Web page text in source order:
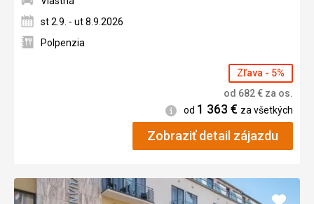
st 2.9. - ut 8.9.2026
Polpenzia
Zľava - 5%
od 682€ za os.
Informácie
od 1 363 € za všetkých
Zobraziť detail zájazdu
Pridať